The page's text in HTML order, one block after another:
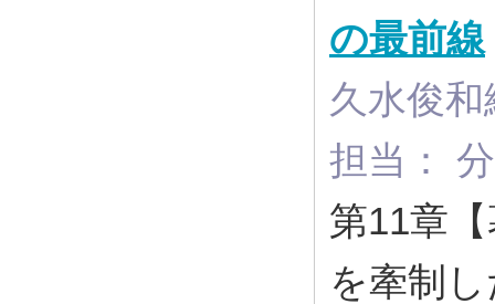
の最前線
久水俊
担当：
第11章
を牽制